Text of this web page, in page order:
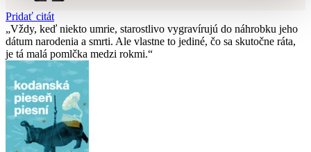
Pridať citát
Vždy, keď niekto umrie, starostlivo vygravírujú do náhrobku jeho
dátum narodenia a smrti. Ale vlastne to jediné, čo sa skutočne ráta,
je tá malá pomlčka medzi rokmi.